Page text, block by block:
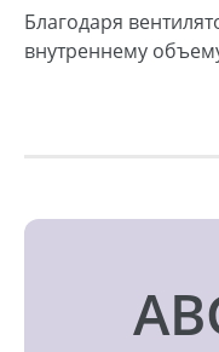
Благодаря
внутреннему